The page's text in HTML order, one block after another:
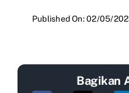
Published On: 02/05/
Bagikan